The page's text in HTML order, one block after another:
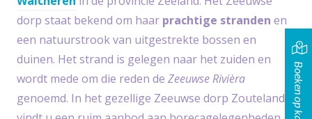
dorp staat bekend om haar prachtige stranden en
een natuurstrook van uitgestrekte bossen en
duinen. Het strand is gelegen naar het zuiden en
wordt mede om die reden de Zeeuwse Rivièra
genoemd. In het gezellige Zeeuwse dorp Zoutelande Boeken op kaart?